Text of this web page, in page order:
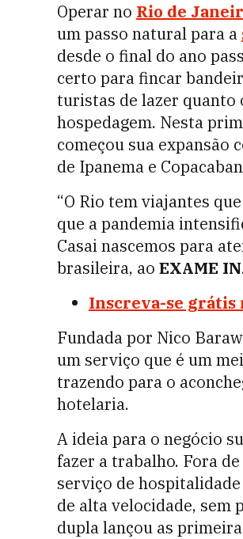
Operar no Rio de
um passo natural para a
desde o final do ano
certo para fincar
turistas de lazer quanto
hospedagem. Nesta
começou sua expansão
de Ipanema e
“O Rio tem viajantes
que a pandemia
Casai nascemos para
brasileira, ao EXAME IN
Inscreva-se grátis
Fundada por Nico
um serviço que é um
trazendo para o
hotelaria.
A ideia para o negócio
fazer a trabalho. Fora
serviço de
de alta velocidade, sem
dupla lançou as